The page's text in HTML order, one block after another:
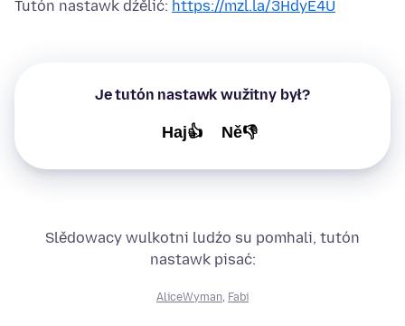
Tutón nastawk dźělić: https://mzl.la/3HdyE4U
Je tutón nastawk wužitny był?
Haj👍 Ně👎
Slědowacy wulkotni ludźo su pomhali, tutón
nastawk pisać:
AliceWyman, Fabi